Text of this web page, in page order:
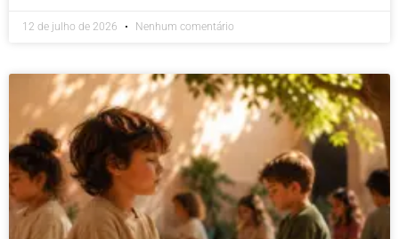
12 de julho de 2026 Nenhum comentário